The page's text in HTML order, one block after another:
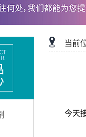
当前
今天